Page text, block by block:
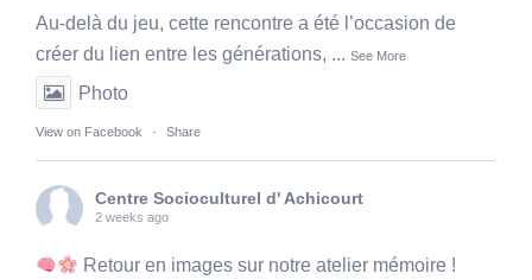
Au-delà du jeu, cette rencontre a été l’occasion de
créer du lien entre les générations, ... See More
Photo
View on Facebook · Share
Centre Socioculturel d' Achicourt
2 weeks ago
Retour en images sur notre atelier mémoire !